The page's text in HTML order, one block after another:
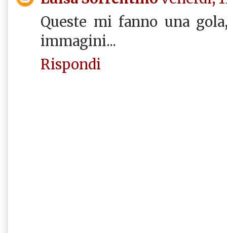
Queste mi fanno una
immagini...
Rispondi